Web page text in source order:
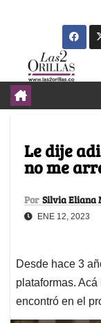
Le dije
no me
Por Silvia Eliana
ENE 12, 2023
Desde hace 3
plataformas.
encontró en el